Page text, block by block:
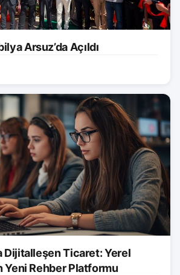
Arsuz’da Açıldı
Dijitalleşen Ticaret: Yerel
Yeni Rehber Platformu